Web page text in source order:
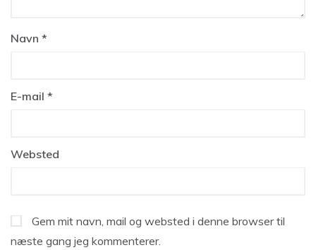
Navn *
E-mail *
Websted
Gem mit navn, mail og websted i denne browser til
næste gang jeg kommenterer.